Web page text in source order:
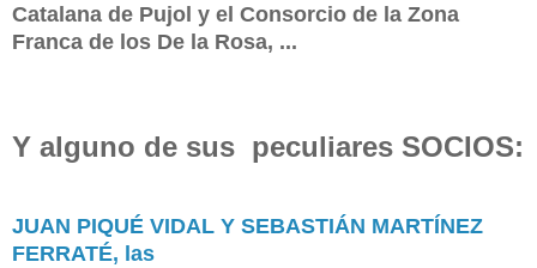
Catalana de Pujol y el Consorcio de la Zona
Franca de los De la Rosa, ...
Y alguno de sus peculiares SOCIOS:
JUAN PIQUÉ VIDAL Y SEBASTIÁN MARTÍNEZ
FERRATÉ, las